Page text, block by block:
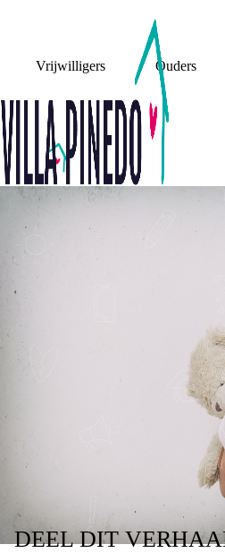
Vrijwilligers Ouders
STEKEN
DEELDIT